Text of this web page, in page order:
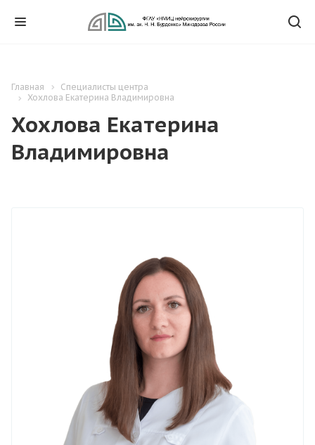
Главная
Специалисты центра
Хохлова Екатерина Владимировна
Хохлова Екатерина
Владимировна